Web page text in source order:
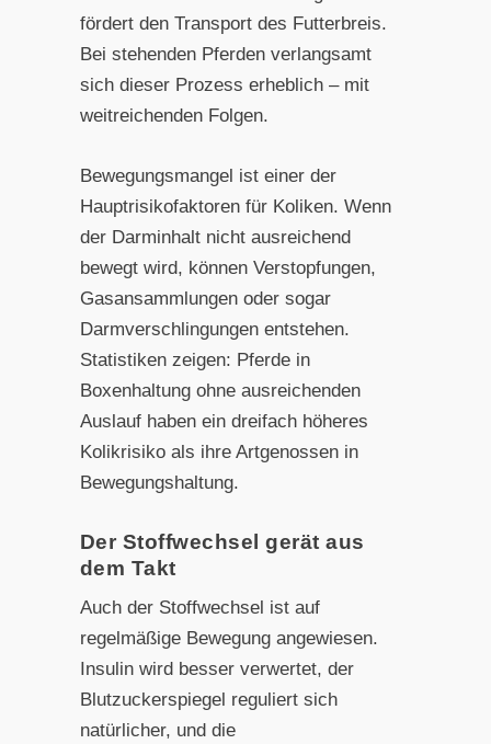
fördert den Transport des Futterbreis.
Bei stehenden Pferden verlangsamt
sich dieser Prozess erheblich – mit
weitreichenden Folgen.
Bewegungsmangel ist einer der
Hauptrisikofaktoren für Koliken. Wenn
der Darminhalt nicht ausreichend
bewegt wird, können Verstopfungen,
Gasansammlungen oder sogar
Darmverschlingungen entstehen.
Statistiken zeigen: Pferde in
Boxenhaltung ohne ausreichenden
Auslauf haben ein dreifach höheres
Kolikrisiko als ihre Artgenossen in
Bewegungshaltung.
Der Stoffwechsel gerät aus
dem Takt
Auch der Stoffwechsel ist auf
regelmäßige Bewegung angewiesen.
Insulin wird besser verwertet, der
Blutzuckerspiegel reguliert sich
natürlicher, und die